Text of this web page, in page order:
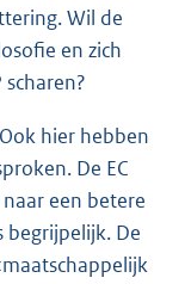
Wil de
en zich
hier hebben
De EC
een betere
begrijpelijk. De